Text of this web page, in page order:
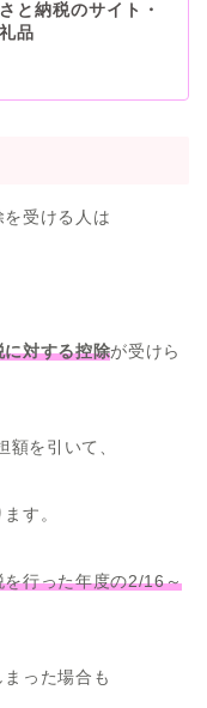
と納税のサイト・
品
受ける人は
に対する控除が受けら
を引いて、
す。
を行った年度の2/16～
った場合も